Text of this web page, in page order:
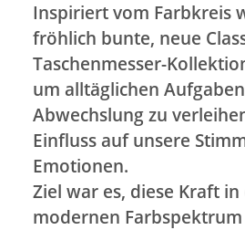
Inspiriert vom Farbkreis
fröhlich bunte, neue
Taschenmesser-
um alltäglichen
Abwechslung zu
Einfluss auf unsere
Emotionen.
Ziel war es, diese Kraft in
modernen